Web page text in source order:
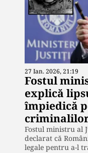
27 Ian. 2026, 21:19
Fostul
explică
împiedică
Fostul ministru al
declarat că
legale pentru a-l